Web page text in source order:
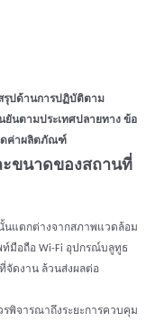
รุปด้านการปฏิบัติตาม
ยันตามประเทศปลายทาง ข้อ
ดค่าผลิตภัณฑ์
ขนาดของสถานที่
นแตกต่างจากสภาพแวดล้อม
ท์มือถือ Wi-Fi อุปกรณ์บลูทูธ
ที่จัดงาน ล้วนส่งผลต่อ
พิจารณาถึงระยะการควบคุม